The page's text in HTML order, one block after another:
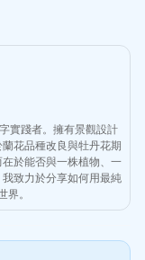
實踐者。擁有景觀設計
花品種改良與牡丹花期
於能否與一株植物、一
致力於分享如何用最純
。